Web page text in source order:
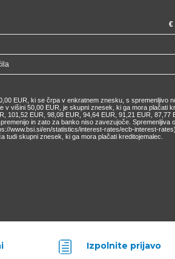
€
EUR, ki se črpa v enkratnem znesku, s spremenljivo
v višini 50,00 EUR, je skupni znesek, ki ga mora plačati
101,52 EUR, 98,08 EUR, 94,64 EUR, 91,21 EUR,
in zato za banko niso zavezujoče.
www.bsi.si/en/statistics/interest-rates/ecb-interest-
tudi skupni znesek, ki ga mora plačati kreditojemalec.
h Izpolnite prijavo